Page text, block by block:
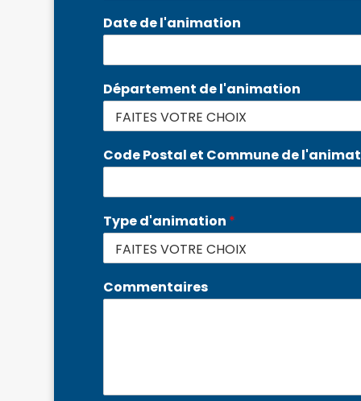
Date de l'animation
Département de l'animation
Code Postal et Commune de
Type d'animation *
Commentaires